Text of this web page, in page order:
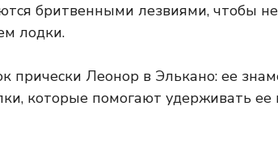
бритвенными лезвиями, чтобы
лодки.
прически Леонор в Элькано: ее
которые помогают удерживать ее